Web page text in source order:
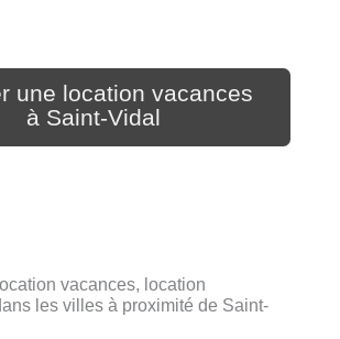
une location vacances
à Saint-Vidal
vacances, location
les villes à proximité de Saint-